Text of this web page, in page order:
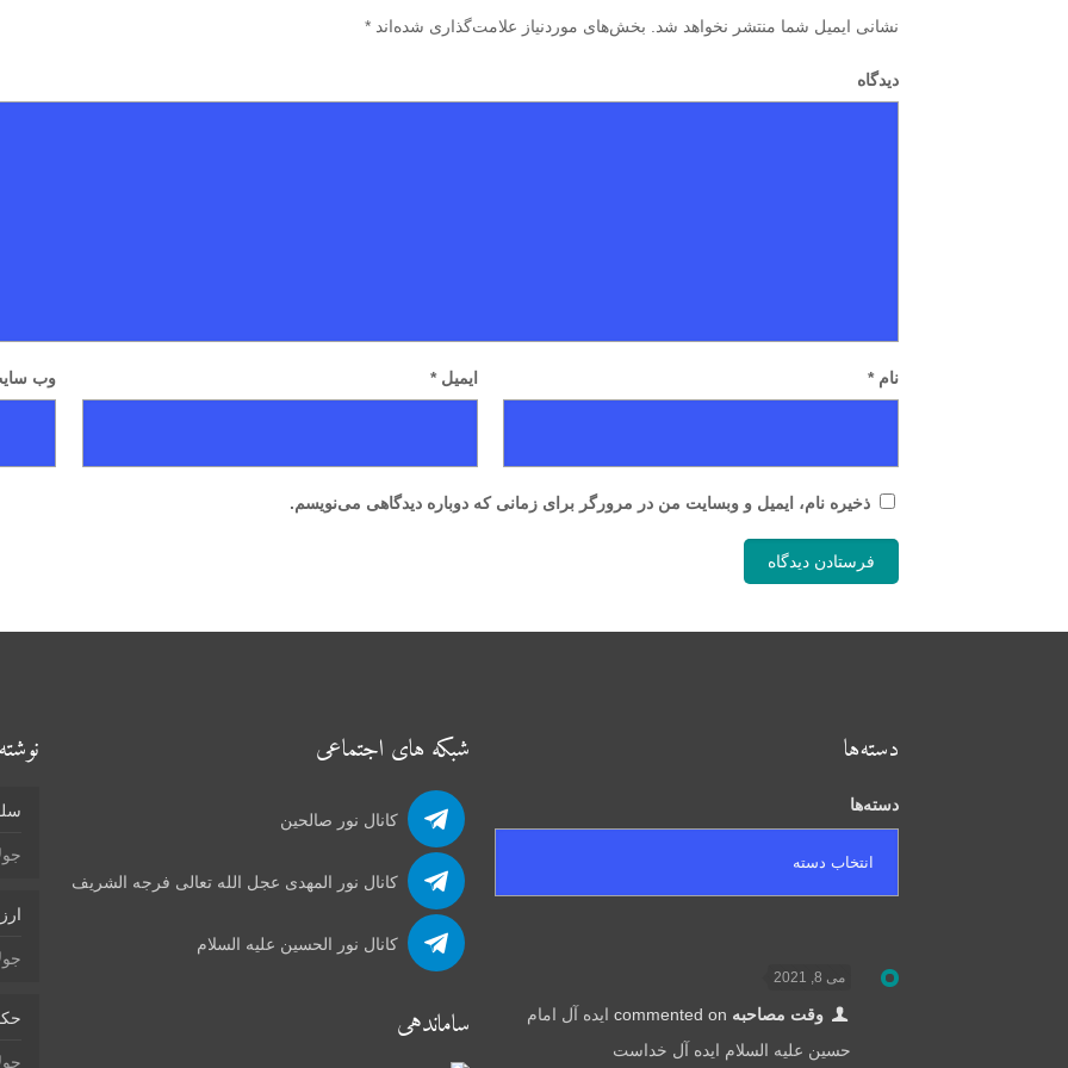
نشانی ایمیل شما منتشر نخواهد شد. بخش‌های موردنیاز علامت‌گذاری شده‌اند *
دیدگاه
نام* ایمیل* وب‌
ذخیره نام، ایمیل و وبسایت من در مرورگر برای زمانی که دوباره دیدگاهی می‌نویسم.
دسته‌ها
دسته‌ها
می 8, 2021
وقت مصاحبه
ایده آل امام
حسین علیه السلام ایده آل خداست
شبکه های اجتماعی
کانال نور صالحین
کانال نور المهدی عجل الله تعالی فرجه الشریف
کانال نور الحسین علیه السلام
ساماندهی